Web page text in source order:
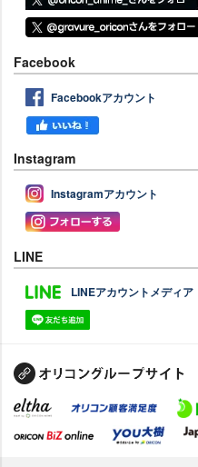
Facebook
Facebookアカウント
Instagram
Instagramアカウント
LINE
LINEアカウントメディア